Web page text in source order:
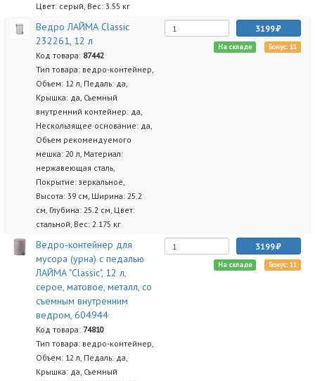
Цвет: серый, Вес: 3.55 кг
Ведро ЛАЙМА Classic
232261, 12 л
Код товара: 87442
Тип товара: ведро-контейнер,
Объем: 12 л, Педаль: да,
Крышка: да, Съемный
внутренний контейнер: да,
Нескользящее основание: да,
Объем рекомендуемого
мешка: 20 л, Материал:
нержавеющая сталь,
Покрытие: зеркальное,
Высота: 39 см, Ширина: 25.2
см, Глубина: 25.2 см, Цвет:
стальной, Вес: 2.175 кг
3199
На складе Бонус: 11
Ведро-контейнер для
мусора (урна) с педалью
ЛАЙМА "Classic", 12 л,
серое, матовое, металл, со
съемным внутренним
ведром, 604944
Код товара: 74810
Тип товара: ведро-контейнер,
Объем: 12 л, Педаль: да,
Крышка: да, Съемный
3199
На складе Бонус: 11